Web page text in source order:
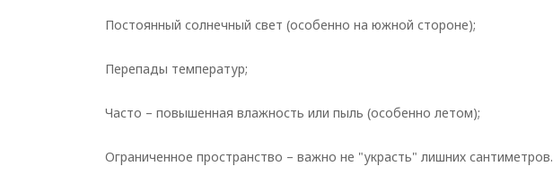
Постоянный солнечный свет (особенно на южной стороне);
Перепады температур;
Часто – повышенная влажность или пыль (особенно летом);
Ограниченное пространство – важно не "украсть" лишних сантиметров.